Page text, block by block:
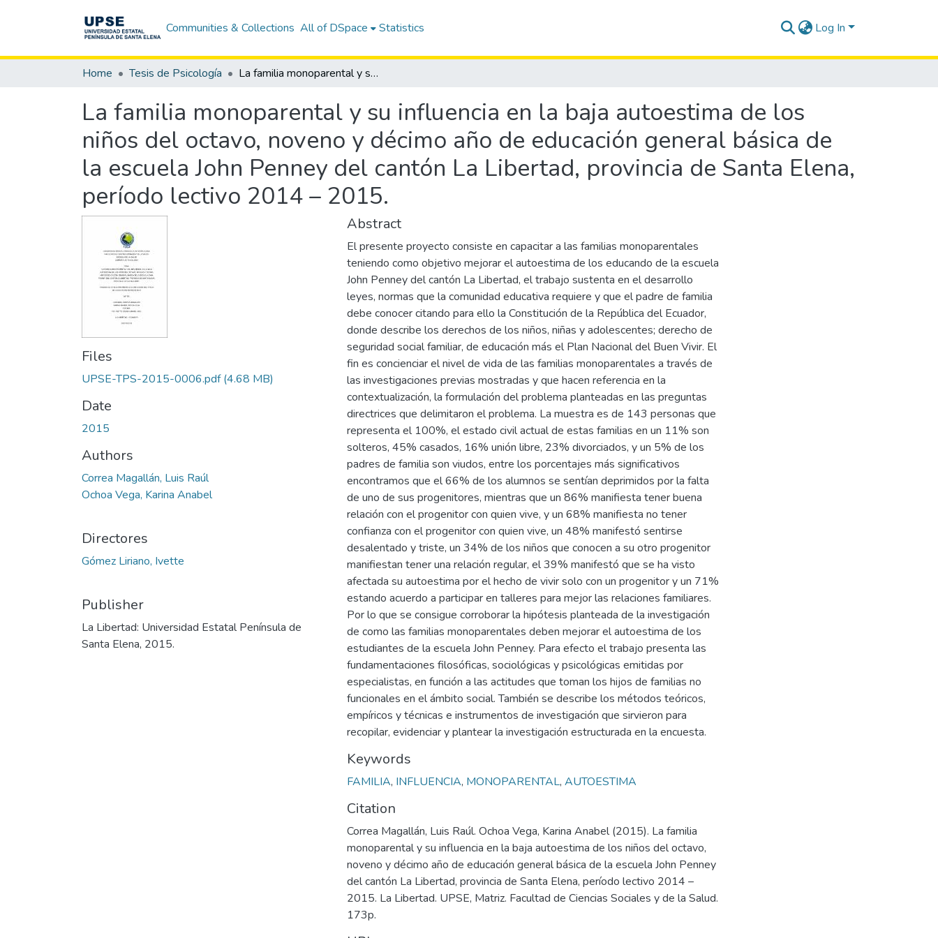
Communities & Collections All of DSpace Statistics Log In
Home Tesis de Psicología La familia monoparental y su influencia en la baja autoestima de los niños del octavo, noveno y décimo año de educación general básica de la escuela John Penney del cantón La Libertad, provincia de Santa Elena, período lectivo 2014 – 2015.
La familia monoparental y su influencia en la baja autoestima de los
niños del octavo, noveno y décimo año de educación general básica de
la escuela John Penney del cantón La Libertad, provincia de Santa Elena,
período lectivo 2014 – 2015.
Files
UPSE-TPS-2015-0006.pdf(4.68 MB)
Date
2015
Authors
Correa Magallán, Luis Raúl
Ochoa Vega, Karina Anabel
Directores
Gómez Liriano, Ivette
Publisher
La Libertad: Universidad Estatal Península de
Santa Elena, 2015.
Abstract
El presente proyecto consiste en capacitar a las familias monoparentales
teniendo como objetivo mejorar el autoestima de los educando de la escuela
John Penney del cantón La Libertad, el trabajo sustenta en el desarrollo
leyes, normas que la comunidad educativa requiere y que el padre de familia
debe conocer citando para ello la Constitución de la República del Ecuador,
donde describe los derechos de los niños, niñas y adolescentes; derecho de
seguridad social familiar, de educación más el Plan Nacional del Buen Vivir. El
fin es concienciar el nivel de vida de las familias monoparentales a través de
las investigaciones previas mostradas y que hacen referencia en la
contextualización, la formulación del problema planteadas en las preguntas
directrices que delimitaron el problema. La muestra es de 143 personas que
representa el 100%, el estado civil actual de estas familias en un 11% son
solteros, 45% casados, 16% unión libre, 23% divorciados, y un 5% de los
padres de familia son viudos, entre los porcentajes más significativos
encontramos que el 66% de los alumnos se sentían deprimidos por la falta
de uno de sus progenitores, mientras que un 86% manifiesta tener buena
relación con el progenitor con quien vive, y un 68% manifiesta no tener
confianza con el progenitor con quien vive, un 48% manifestó sentirse
desalentado y triste, un 34% de los niños que conocen a su otro progenitor
manifiestan tener una relación regular, el 39% manifestó que se ha visto
afectada su autoestima por el hecho de vivir solo con un progenitor y un 71%
estando acuerdo a participar en talleres para mejor las relaciones familiares.
Por lo que se consigue corroborar la hipótesis planteada de la investigación
de como las familias monoparentales deben mejorar el autoestima de los
estudiantes de la escuela John Penney. Para efecto el trabajo presenta las
fundamentaciones filosóficas, sociológicas y psicológicas emitidas por
especialistas, en función a las actitudes que toman los hijos de familias no
funcionales en el ámbito social. También se describe los métodos teóricos,
empíricos y técnicas e instrumentos de investigación que sirvieron para
recopilar, evidenciar y plantear la investigación estructurada en la encuesta.
Keywords
FAMILIA, INFLUENCIA, MONOPARENTAL, AUTOESTIMA
Citation
Correa Magallán, Luis Raúl. Ochoa Vega, Karina Anabel (2015). La familia
monoparental y su influencia en la baja autoestima de los niños del octavo,
noveno y décimo año de educación general básica de la escuela John Penney
del cantón La Libertad, provincia de Santa Elena, período lectivo 2014 –
2015. La Libertad. UPSE, Matriz. Facultad de Ciencias Sociales y de la Salud.
173p.